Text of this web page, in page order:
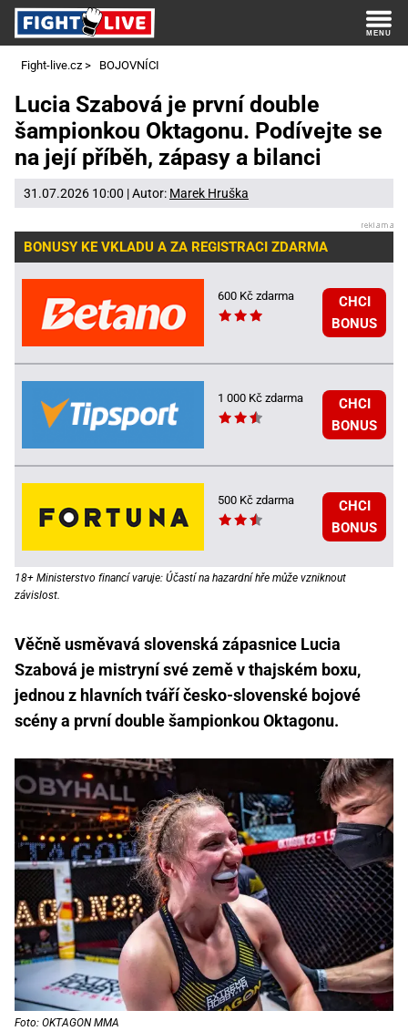
Fight-live.cz > BOJOVNÍCI
Lucia Szabová je první double
šampionkou Oktagonu. Podívejte se
na její příběh, zápasy a bilanci
31.07.2026 10:00 | Autor: Marek Hruška
BONUSY KE VKLADU A ZA REGISTRACI ZDARMA
600 Kč zdarma
CHCI
BONUS
1 000 Kč zdarma
CHCI
BONUS
500 Kč zdarma
CHCI
BONUS
18+ Ministerstvo financí varuje: Účastí na hazardní hře může vzniknout
závislost.
Věčně usměvavá slovenská zápasnice Lucia
Szabová je mistryní své země v thajském boxu,
jednou z hlavních tváří česko-slovenské bojové
scény a první double šampionkou Oktagonu.
Foto: OKTAGON MMA